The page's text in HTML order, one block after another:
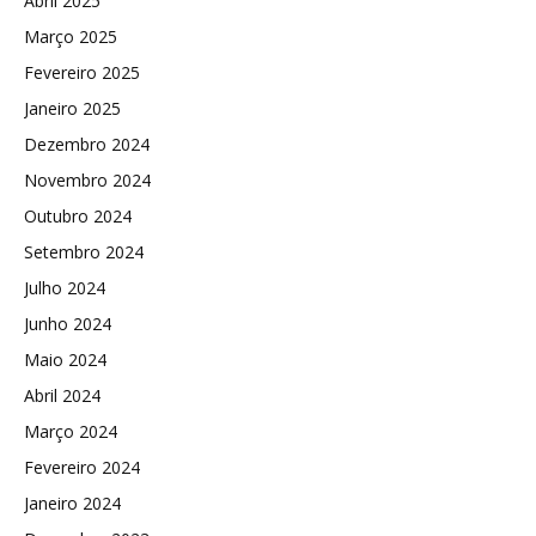
Março 2025
Fevereiro 2025
Janeiro 2025
Dezembro 2024
Novembro 2024
Outubro 2024
Setembro 2024
Julho 2024
Junho 2024
Maio 2024
Abril 2024
Março 2024
Fevereiro 2024
Janeiro 2024